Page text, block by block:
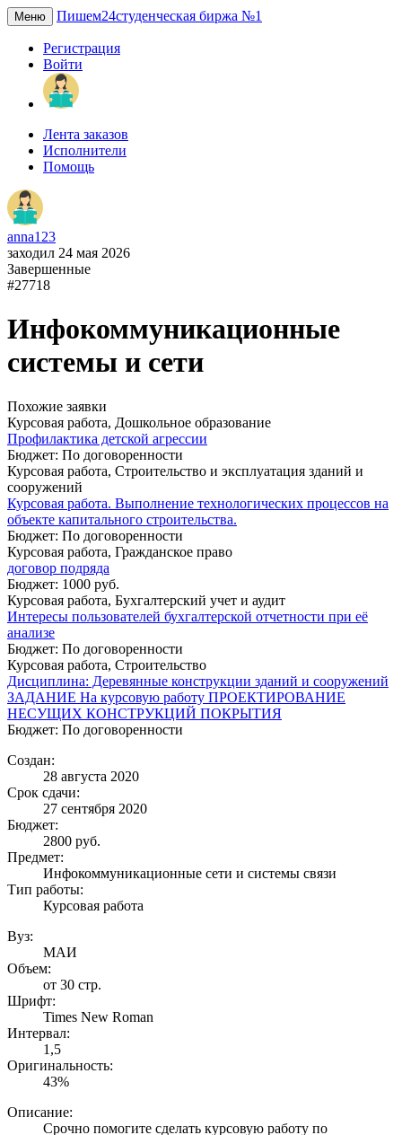
Меню Пишем24студенческая биржа №1
Регистрация
Войти
Лента заказов
Исполнители
Помощь
anna123
заходил 24 мая 2026
Завершенные
#27718
Инфокоммуникационные
системы и сети
Похожие заявки
Курсовая работа, Дошкольное образование
Профилактика детской агрессии
Бюджет: По договоренности
Курсовая работа, Строительство и эксплуатация зданий и
сооружений
Курсовая работа. Выполнение технологических процессов на
объекте капитального строительства.
Бюджет: По договоренности
Курсовая работа, Гражданское право
договор подряда
Бюджет: 1000 руб.
Курсовая работа, Бухгалтерский учет и аудит
Интересы пользователей бухгалтерской отчетности при её
анализе
Бюджет: По договоренности
Курсовая работа, Строительство
Дисциплина: Деревянные конструкции зданий и сооружений
ЗАДАНИЕ На курсовую работу ПРОЕКТИРОВАНИЕ
НЕСУЩИХ КОНСТРУКЦИЙ ПОКРЫТИЯ
Бюджет: По договоренности
Создан:
28 августа 2020
Срок сдачи:
27 сентября 2020
Бюджет:
2800 руб.
Предмет:
Инфокоммуникационные сети и системы связи
Тип работы:
Курсовая работа
Вуз:
МАИ
Объем:
от 30 стр.
Шрифт:
Times New Roman
Интервал:
1,5
Оригинальность:
43%
Описание:
Cрочно помогите сделать курсовую работу по